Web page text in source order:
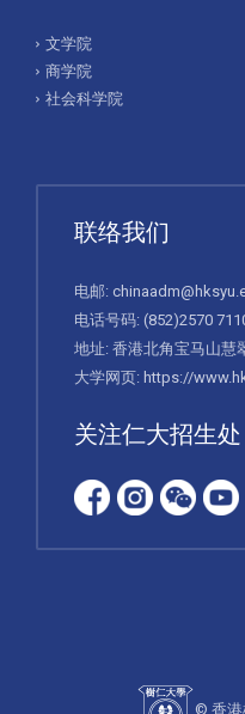
文学院
商学院
社会科学院
联络我们
电邮:
电话号码: (852)2570
地址: 香港北角宝马山慧
大学网页: https://
关注仁大招生处
© 香港